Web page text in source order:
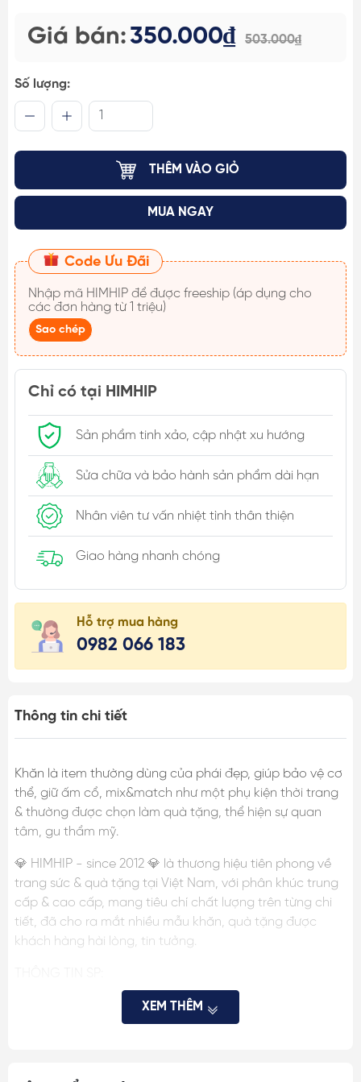
Giá bán:350.000₫ 503.000₫
Số lượng:
THÊM VÀO GIỎ
MUA NGAY
Code Ưu Đãi
Nhập mã HIMHIP
các đơn hàng từ 1 triệu)
Sao chép
Chỉ có tại HIMHIP
Sản phẩm tinh xảo, cập nhật xu hướng
Sửa chữa và bảo hành sản phẩm dài hạn
Nhân viên tư vấn nhiệt tình thân thiện
Giao hàng nhanh chóng
Hỗ trợ mua hàng
0982 066 183
Thông tin chi tiết
Khăn là item thường dùng của phái đẹp, giúp bảo vệ cơ
thể, giữ ấm cổ, mix&match như một phụ kiện thời trang
& thường được chọn làm quà tặng, thể hiện sự quan
tâm, gu thẩm mỹ.
💎 HIMHIP - since 2012 💎 là thương hiệu tiên phong về
trang sức & quà tặng tại Việt Nam, với phân khúc trung
cấp & cao cấp, mang tiêu chí chất lượng trên từng chi
tiết, đã cho ra mắt nhiều mẫu khăn, quà tặng được
khách hàng hài lòng, tin tưởng.
- Chất liệu: Lụa cao cấpXEM THÊM